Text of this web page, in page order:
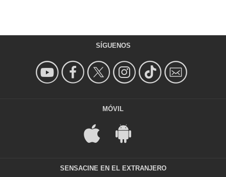
SÍGUENOS
MÓVIL
SENSACINE EN EL EXTRANJERO